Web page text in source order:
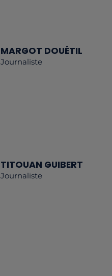
MARGOT DOUÉTIL
Journaliste
TITOUAN GUIBERT
Journaliste